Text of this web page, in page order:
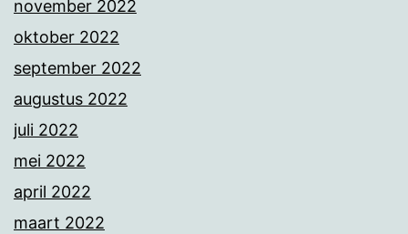
november 2022
oktober 2022
september 2022
augustus 2022
juli 2022
mei 2022
april 2022
maart 2022